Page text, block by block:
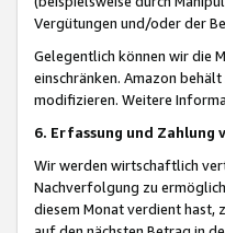
Vergütungen und/oder der
Gelegentlich können wir die
einschränken. Amazon
modifizieren. Weitere
6. Erfassung und Zahlung
Wir werden wirtschaftlich
Nachverfolgung zu
diesem Monat verdient hast,